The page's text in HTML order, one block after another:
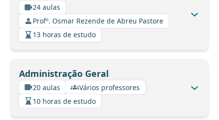
24 aulas
Profº. Osmar Rezende de Abreu Pastore
13 horas de estudo
Administração Geral
20 aulas
Vários professores
10 horas de estudo